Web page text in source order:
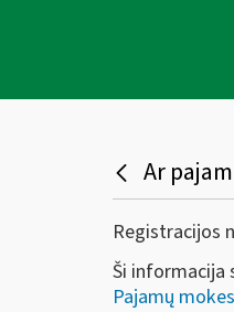
Ar
Registracijos
Ši informacija
Pajamų